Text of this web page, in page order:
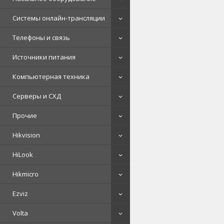
Системы онлайн-трансляции
Телефоны и связь
Источники питания
Компьютерная техника
Серверы и СХД
Прочие
Hikvision
HiLook
Hikmicro
Ezviz
Volta